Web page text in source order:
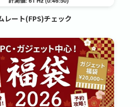
レート(FPS)チェック